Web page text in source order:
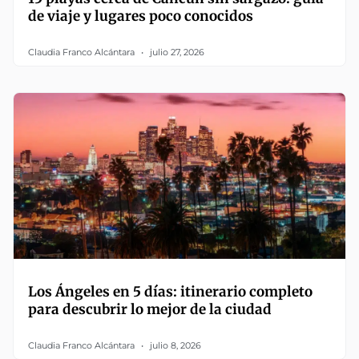
de viaje y lugares poco conocidos
Claudia Franco Alcántara julio 27, 2026
Los Ángeles en 5 días: itinerario completo
para descubrir lo mejor de la ciudad
Claudia Franco Alcántara julio 8, 2026